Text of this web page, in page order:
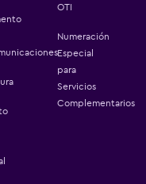
OTI
Numeración
Especial
para
Servicios
Complementarios